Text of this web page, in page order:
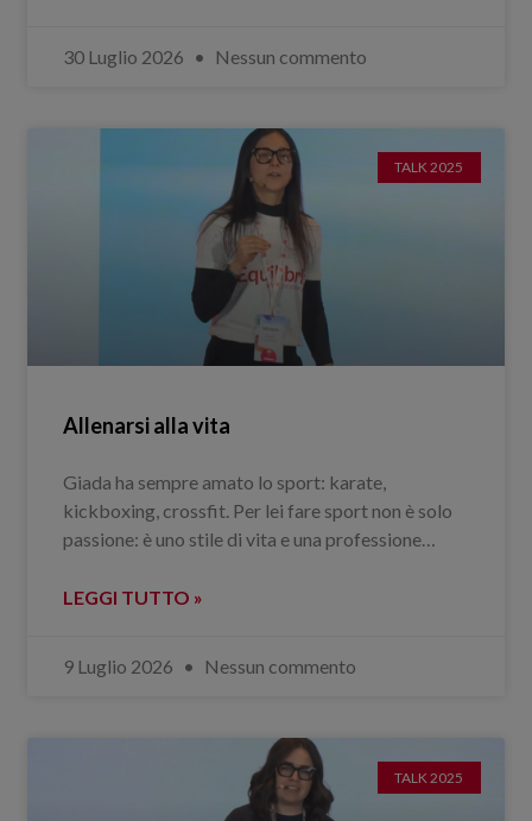
30 Luglio 2026 Nessun commento
TALK 2025
Allenarsi alla vita
Giada ha sempre amato lo sport: karate,
kickboxing, crossfit. Per lei fare sport non è solo
passione: è uno stile di vita e una professione…
LEGGI TUTTO »
9 Luglio 2026 Nessun commento
TALK 2025